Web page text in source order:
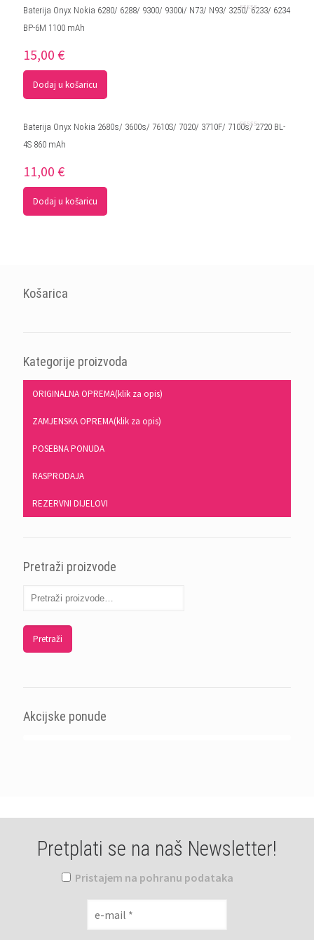
Baterija Onyx Nokia 6280/ 6288/ 9300/ 9300i/ N73/ N93/ 3250/ 6233/ 6234
BP-6M 1100 mAh
15,00 €
Dodaj u košaricu
Baterija Onyx Nokia 2680s/ 3600s/ 7610S/ 7020/ 3710F/ 7100s/ 2720 BL-
4S 860 mAh
11,00 €
Dodaj u košaricu
Košarica
Kategorije proizvoda
ORIGINALNA OPREMA(klik za opis)
ZAMJENSKA OPREMA(klik za opis)
POSEBNA PONUDA
RASPRODAJA
REZERVNI DIJELOVI
Pretraži proizvode
Pretraži
Akcijske ponude
Pretplati se na naš Newsletter!
Pristajem na pohranu podataka